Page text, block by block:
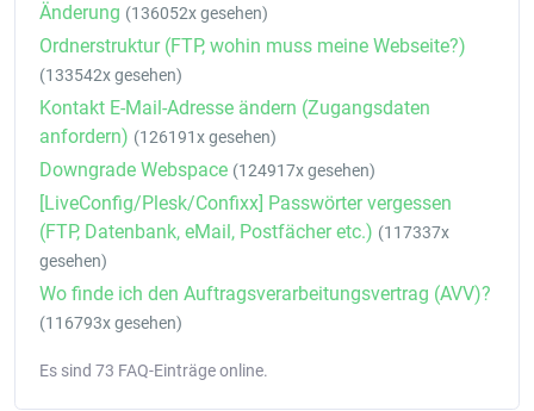
Änderung (136052x gesehen)
Ordnerstruktur (FTP, wohin muss meine Webseite?)
(133542x gesehen)
Kontakt E-Mail-Adresse ändern (Zugangsdaten
anfordern) (126191x gesehen)
Downgrade Webspace (124917x gesehen)
[LiveConfig/Plesk/Confixx] Passwörter vergessen
(FTP, Datenbank, eMail, Postfächer etc.) (117337x
gesehen)
Wo finde ich den Auftragsverarbeitungsvertrag (AVV)?
(116793x gesehen)
Es sind 73 FAQ-Einträge online.